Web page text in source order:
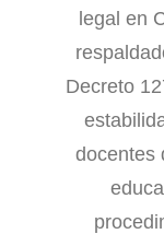
legal en
Decreto
docentes